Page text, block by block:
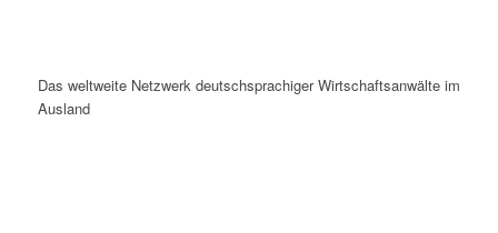
Das weltweite Netzwerk deutschsprachiger Wirtschaftsanwälte im
Ausland